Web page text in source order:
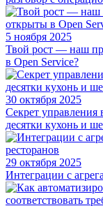
5 ноября 2025
Твой рост — наш
в Open Service?
30 октября 2025
Секрет управления
десятки кухонь и
29 октября 2025
Интеграции с